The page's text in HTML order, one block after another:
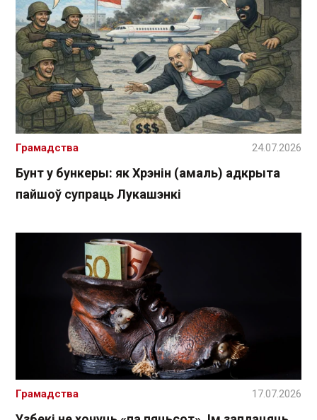
Бунт у бункеры: як Хрэнін (амаль) адкрыта
пайшоў супраць Лукашэнкі
Грамадства 24.07.2026
Грамадства 17.07.2026